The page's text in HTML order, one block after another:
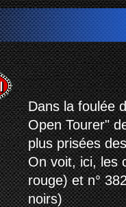
bugatti type 38
Dans la foulée
Open Tourer"
plus prisées
On voit, ici, les
rouge) et n°
noirs)